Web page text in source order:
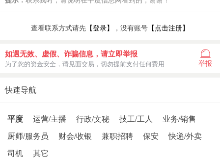
查看联系方式请先 【登录】 ，没有账号 【点击注册】
如遇无效、虚假、诈骗信息，请立即举报
为了您的资金安全，请见面交易，切勿提前支付任何费用 举报
快速导航
平度 运营/主播 行政/文秘 技工/工人
业务/销售
厨师/服务员
财会/收银 兼职招聘 保安
快递/外卖
司机
其它